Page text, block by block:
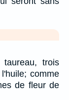
trois
comme
de fleur de